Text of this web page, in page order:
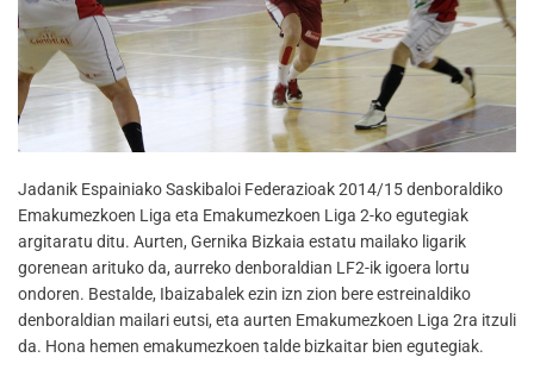
Jadanik Espainiako Saskibaloi Federazioak 2014/15 denboraldiko
Emakumezkoen Liga eta Emakumezkoen Liga 2-ko egutegiak
argitaratu ditu. Aurten, Gernika Bizkaia estatu mailako ligarik
gorenean arituko da, aurreko denboraldian LF2-ik igoera lortu
ondoren. Bestalde, Ibaizabalek ezin izn zion bere estreinaldiko
denboraldian mailari eutsi, eta aurten Emakumezkoen Liga 2ra itzuli
da. Hona hemen emakumezkoen talde bizkaitar bien egutegiak.